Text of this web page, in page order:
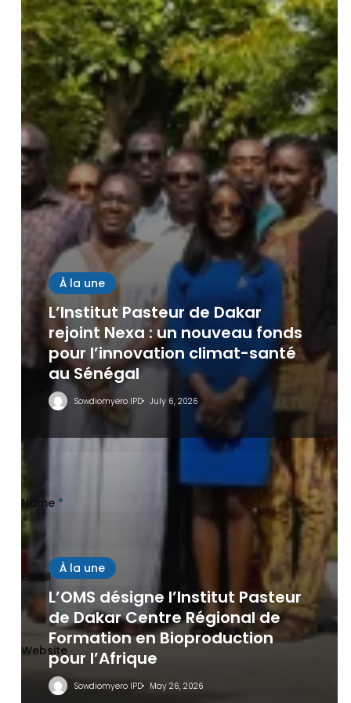
À la une
L’Institut Pasteur de Dakar
rejoint Nexa : un nouveau fonds
pour l’innovation climat-santé
au Sénégal
Sowdiomyero IPD July 6, 2026
À la une
L’OMS désigne l’Institut Pasteur
de Dakar Centre Régional de
Formation en Bioproduction
pour l’Afrique
Sowdiomyero IPD May 26, 2026
des
déchets
biologiques
:
professionnels
de
15
pays
formés
à
l’IPD
Leave a Reply
Name *
Email*
Website